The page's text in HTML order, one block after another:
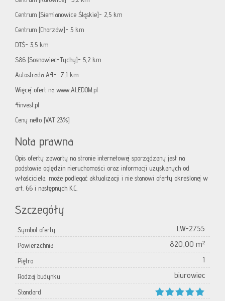
Centrum [Siemianowice Śląskie]- 2,5 km
Centrum [Chorzów]- 5 km
DTŚ- 3,5 km
S86 [Sosnowiec-Tychy]- 5,2 km
Autostrada A4- 7,1 km
Więcej ofert na www.ALEDOM.pl
4invest.pl
Ceny netto [VAT 23%]
Nota prawna
Opis oferty zawarty na stronie internetowej sporządzany jest na
podstawie oględzin nieruchomości oraz informacji uzyskanych od
właściciela, może podlegać aktualizacji i nie stanowi oferty określonej w
art. 66 i następnych K.C.
Szczegóły
Symbol oferty LW-2755
Powierzchnia 820,00 m²
Piętro 1
Rodzaj budynku biurowiec
Standard